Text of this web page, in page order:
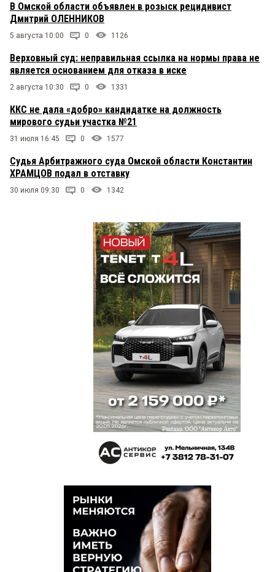
В Омской области объявлен в розыск рецидивист
Дмитрий ОЛЕННИКОВ
5 августа 10:00 0 1126
Верховный суд: неправильная ссылка на нормы права не
является основанием для отказа в иске
2 августа 10:30 0 1331
ККС не дала «добро» кандидатке на должность
мирового судьи участка №21
31 июля 16:45 0 1577
Судья Арбитражного суда Омской области Константин
ХРАМЦОВ подал в отставку
30 июля 09:30 0 1342